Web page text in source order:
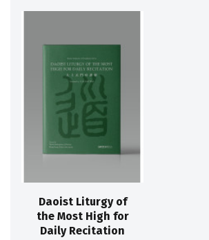
Daoist Liturgy of
the Most High for
Daily Recitation